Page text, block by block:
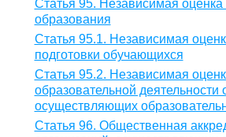
Статья 95. Независимая оценка
образования
Статья 95.1. Независимая
подготовки обучающихся
Статья 95.2. Независимая
образовательной деятельности
осуществляющих
Статья 96. Общественная